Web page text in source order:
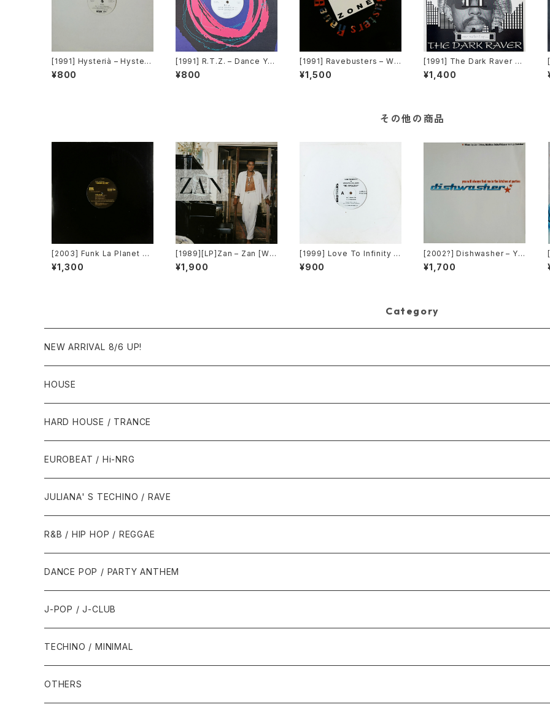
[1991] Hysterià – Hysteri
a (There's No Reason To
Be Disturbed) [T.A.O.B. D
¥800
[1991] R.T.Z. – Dance You
r Ass Off [Decadance Re
cords]
¥800
[1991] Ravebusters – Whi
te Zone [Dance Opera]
¥1,500
[1991] The Dark Raver –
One Fucked Up… [Dance
International Records]
¥1,400
その他の商品
[2003] Funk La Planet – Y
ou Gave Me Love (Funk
La Planet 007)[Funk La P
¥1,300
[1989][LP]Zan – Zan [War
ner Bros. Records]
¥1,900
[1999] Love To Infinity v
s Loleatta Holloway – No
Apology [Brothers][PRO
¥900
[2002?] Dishwasher – Yo
u Will Always Find Me In
The Kitchen At Parties [K
¥1,700
Category
NEW ARRIVAL 8/6 UP!
HOUSE
1980年代
1987年・以前
1988年
1990年代
1990年
1991年
1996年
2000年代
2000年
2001年
2010年代
2010年
2011年
HARD HOUSE / TRANCE
1990年代
1994年・以前
1995年
2000年代
2000年
2001年
EUROBEAT / Hi-NRG
1980年代
1986年・以前
1987年
1990年代
1990年
1991年
2000年代
JULIANA' S TECHINO / RAVE
1990年代
1990年
1991年
2000年代
2000年
2001年
R&B / HIP HOP / REGGAE
1980年代
1985年・以前
1986年
1990年代
1990年
1991年
2000年代
2000年
DANCE POP / PARTY ANTHEM
1980年代
1988年・以前
1989年
1990年代
1990年
2000年代
J-POP / J-CLUB
1980年代
1990年代
TECHINO / MINIMAL
OTHERS